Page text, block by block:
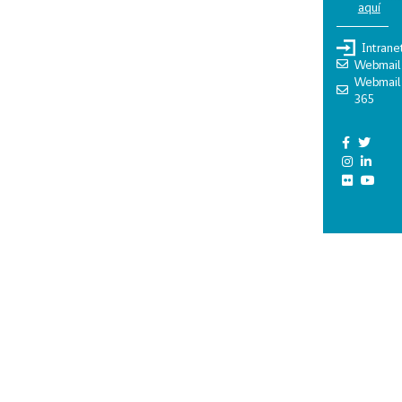
aquí
Webmail
Webmail
365